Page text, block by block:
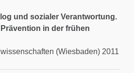
und sozialer Verantwortung.
in der frühen
(Wiesbaden) 2011